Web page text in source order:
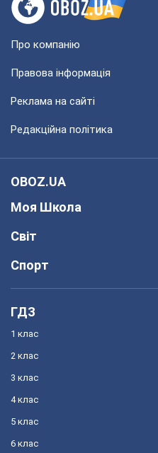
Про компанію
Правова інформація
Реклама на сайті
Редакційна політика
OBOZ.UA
Моя Школа
Світ
Спорт
ГДЗ
1 клас
2 клас
3 клас
4 клас
5 клас
6 клас